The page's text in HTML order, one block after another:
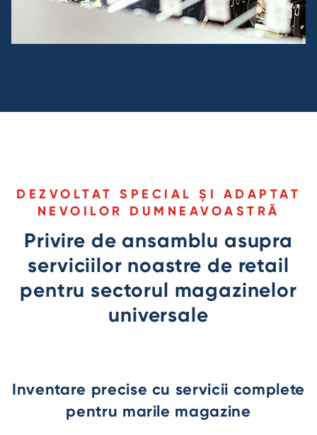
DEZVOLTAT SPECIAL ȘI ADAPTAT
NEVOILOR DUMNEAVOASTRĂ
Privire de ansamblu asupra
serviciilor noastre de retail
pentru sectorul magazinelor
universale
Inventare precise cu servicii complete
pentru marile magazine